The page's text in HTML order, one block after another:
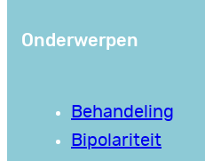
Onderwerpen
Behandeling
Bipolariteit